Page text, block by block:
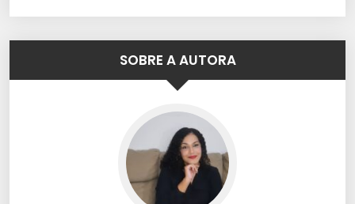
SOBRE A AUTORA